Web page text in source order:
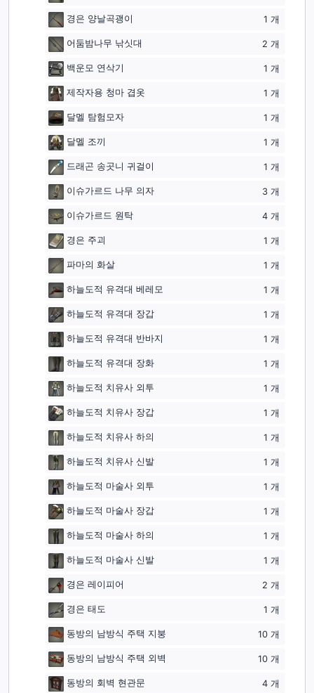
경은 양날곡괭이 1 개
어둠밤나무 낚싯대 2 개
백운모 연삭기 1 개
제작자용 청마 겹옷 1 개
달멜 탐험모자 1 개
달멜 조끼 1 개
드래곤 송곳니 귀걸이 1 개
이슈가르드 나무 의자 3개
이슈가르드 원탁 4개
경은 주괴 1 개
파마의 화살 1 개
하늘도적 유격대 베레모 1 개
하늘도적 유격대 장갑 1 개
하늘도적 유격대 반바지 1 개
하늘도적 유격대 장화 1 개
하늘도적 치유사 외투 1 개
하늘도적 치유사 장갑 1 개
하늘도적 치유사 하의 1 개
하늘도적 치유사 신발 1 개
하늘도적 마술사 외투 1 개
하늘도적 마술사 장갑 1 개
하늘도적 마술사 하의 1 개
하늘도적 마술사 신발 1 개
경은 레이피어 2 개
경은 태도 1 개
동방의 남방식 주택 지붕 10개
동방의 남방식 주택 외벽 10개
동방의 회벽 현관문 4개